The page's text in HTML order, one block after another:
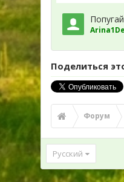
Arina1De
Поделиться
Форум
Русский